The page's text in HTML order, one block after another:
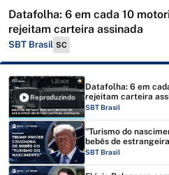
Datafolha: 6 em cada 10
rejeitam carteira assinada
SBT Brasil SC
Reproduzindo
Datafolha: 6 em
rejeitam carteira
SBT Brasil
"Turismo do
bebês de
SBT Brasil